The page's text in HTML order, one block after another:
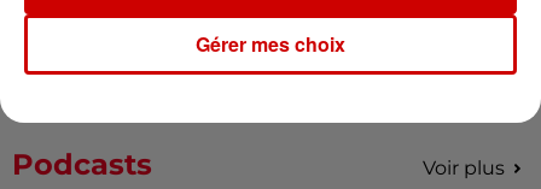
Podcasts Voir plus
Gérer mes choix